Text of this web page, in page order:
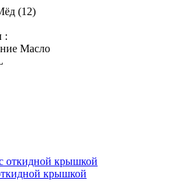
(12)
:
Масло
крышкой